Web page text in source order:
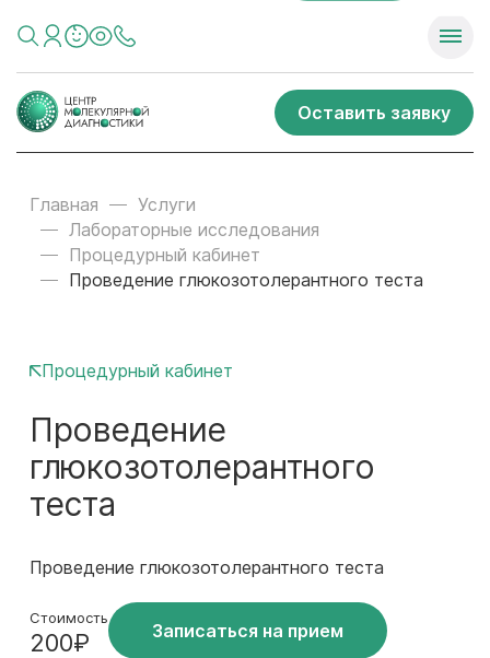
Оставить заявку
Главная
Услуги
Лабораторные исследования
Процедурный кабинет
Проведение глюкозотолерантного теста
Процедурный кабинет
Проведение
глюкозотолерантного
теста
Проведение глюкозотолерантного теста
Стоимость
200₽ Записаться на прием